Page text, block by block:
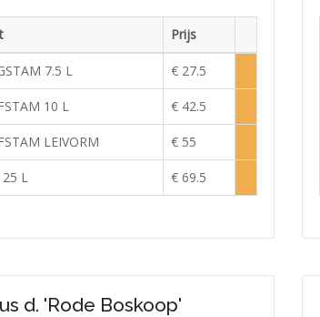
Prijs
Voorraad
7.5 L € 27.5
10 L € 42.5
LEIVORM € 55
L € 69.5
d. 'Rode Boskoop'